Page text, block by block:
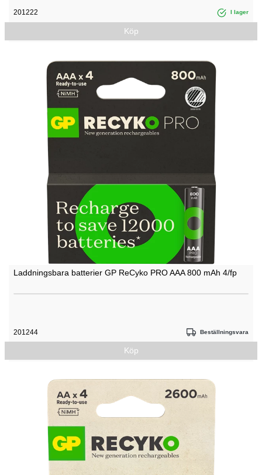
201222 I lager
Köp
Laddningsbara batterier GP ReCyko PRO AAA 800 mAh 4/fp
201244 Beställningsvara
Köp